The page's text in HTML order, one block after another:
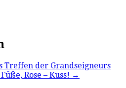
Treffen der Grandseigneurs
Rose – Kuss! →